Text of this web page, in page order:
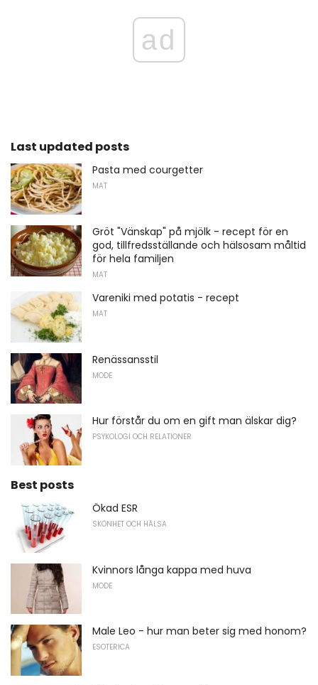
ad
Last updated posts
Pasta med courgetter
MAT
Gröt "Vänskap" på mjölk - recept för en
god, tillfredsställande och hälsosam måltid
för hela familjen
MAT
Vareniki med potatis - recept
MAT
Renässansstil
MODE
Hur förstår du om en gift man älskar dig?
PSYKOLOGI OCH RELATIONER
Best posts
Ökad ESR
SKÖNHET OCH HÄLSA
Kvinnors långa kappa med huva
MODE
Male Leo - hur man beter sig med honom?
ESOTERICA